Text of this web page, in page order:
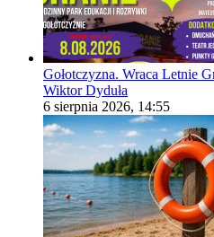
Gołotczyzna. Wraca Letnie
Wiktor Dyduła
6 sierpnia 2026, 14:55